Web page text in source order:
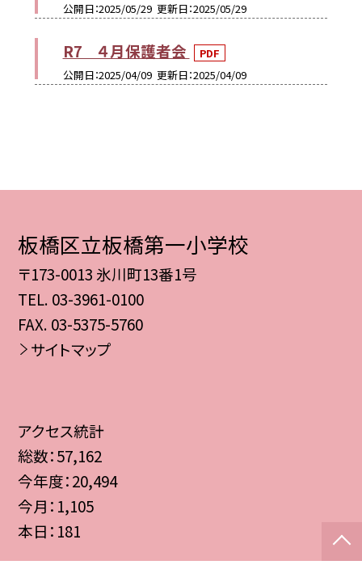
公開日 2025/05/29 更新日 2025/05/29
R7 ４月保護者会
PDF
公開日 2025/04/09 更新日 2025/04/09
板橋区立板橋第一小学校
〒173-0013 氷川町13番1号
TEL. 03-3961-0100
FAX. 03-5375-5760
サイトマップ
アクセス統計
総数：57,162
今年度：20,494
今月： 1,105
本日： 181